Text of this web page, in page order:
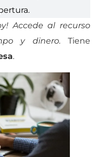
Accede al recurso
y dinero. Tiene
.